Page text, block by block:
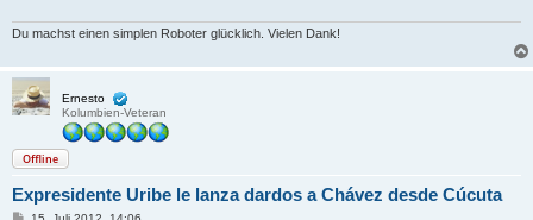
Du machst einen simplen Roboter glücklich. Vielen Dank!
Ernesto
Kolumbien-Veteran
Offline
Expresidente Uribe le lanza dardos a Chávez desde Cúcuta
B